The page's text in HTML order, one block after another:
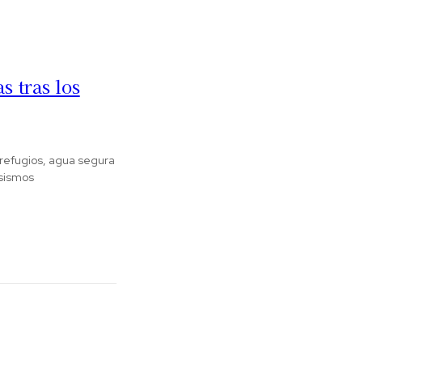
tras los
agua segura